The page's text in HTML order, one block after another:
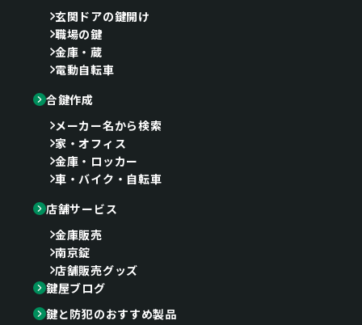
玄関ドアの鍵開け
職場の鍵
金庫・蔵
電動自転車
合鍵作成
メーカー名から検索
家・オフィス
金庫・ロッカー
車・バイク・自転車
店舗サービス
金庫販売
南京錠
店舗販売グッズ
鍵屋ブログ
鍵と防犯のおすすめ製品